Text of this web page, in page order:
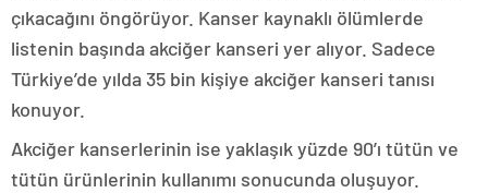
çıkacağını öngörüyor. Kanser kaynaklı ölümlerde
listenin başında akciğer kanseri yer alıyor. Sadece
Türkiye’de yılda 35 bin kişiye akciğer kanseri tanısı
konuyor.
Akciğer kanserlerinin ise yaklaşık yüzde 90’ı tütün ve
tütün ürünlerinin kullanımı sonucunda oluşuyor.